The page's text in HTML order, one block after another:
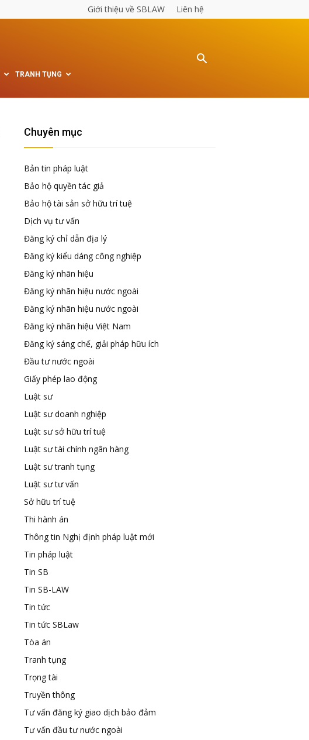
Giới thiệu về SBLAW Liên hệ
TRANH TỤNG
Chuyên mục
Bản tin pháp luật
Bảo hộ quyền tác giả
Bảo hộ tài sản sở hữu trí tuệ
Dịch vụ tư vấn
Đăng ký chỉ dẫn địa lý
Đăng ký kiểu dáng công nghiệp
Đăng ký nhãn hiệu
Đăng ký nhãn hiệu nước ngoài
Đăng ký nhãn hiệu nước ngoài
Đăng ký nhãn hiệu Việt Nam
Đăng ký sáng chế, giải pháp hữu ích
Đầu tư nước ngoài
Giấy phép lao động
Luật sư
Luật sư doanh nghiệp
Luật sư sở hữu trí tuệ
Luật sư tài chính ngân hàng
Luật sư tranh tụng
Luật sư tư vấn
Sở hữu trí tuệ
Thi hành án
Thông tin Nghị định pháp luật mới
Tin pháp luật
Tin SB
Tin SB-LAW
Tin tức
Tin tức SBLaw
Tòa án
Tranh tụng
Trọng tài
Truyền thông
Tư vấn đăng ký giao dịch bảo đảm
Tư vấn đầu tư nước ngoài